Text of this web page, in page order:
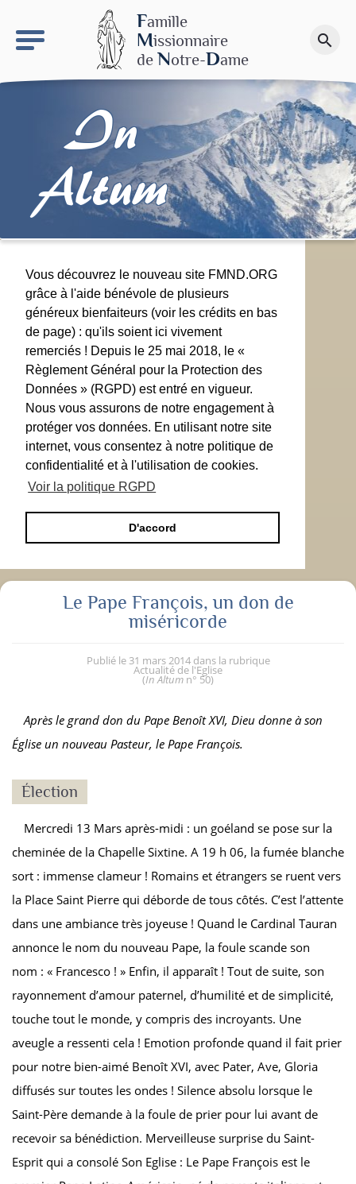
Famille
Missionnaire
de Notre-Dame
search
Faire un don
In
Altum
Vous découvrez le nouveau site FMND.ORG
grâce à l'aide bénévole de plusieurs
généreux bienfaiteurs (voir les crédits en bas
de page) : qu'ils soient ici vivement
remerciés ! Depuis le 25 mai 2018, le «
Règlement Général pour la Protection des
Données » (RGPD) est entré en vigueur.
Nous vous assurons de notre engagement à
protéger vos données. En utilisant notre site
internet, vous consentez à notre politique de
confidentialité et à l'utilisation de cookies.
Voir la politique RGPD
D'accord
Le Pape François, un don de
miséricorde
Publié le 31 mars 2014 dans la rubrique
Actualité de l'Eglise
(In Altum n° 50)
Après le grand don du Pape Benoît XVI, Dieu donne à son
Église un nouveau Pasteur, le Pape François.
Élection
Mercredi 13 Mars après-midi : un goéland se pose sur la
cheminée de la Chapelle Sixtine. A 19 h 06, la fumée blanche
sort : immense clameur ! Romains et étrangers se ruent vers
la Place Saint Pierre qui déborde de tous côtés. C’est l’attente
dans une ambiance très joyeuse ! Quand le Cardinal Tauran
annonce le nom du nouveau Pape, la foule scande son
nom : « Francesco ! » Enfin, il apparaît ! Tout de suite, son
rayonnement d’amour paternel, d’humilité et de simplicité,
touche tout le monde, y compris des incroyants. Une
aveugle a ressenti cela ! Emotion profonde quand il fait prier
pour notre bien-aimé Benoît XVI, avec Pater, Ave, Gloria
diffusés sur toutes les ondes ! Silence absolu lorsque le
Saint-Père demande à la foule de prier pour lui avant de
recevoir sa bénédiction. Merveilleuse surprise du Saint-
Esprit qui a consolé Son Eglise : Le Pape François est le